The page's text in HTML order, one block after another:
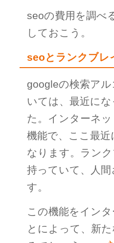
seoの費用を調べ
しておこう。
seoとランクブレ
googleの検索ア
いては、最近に
た。インターネ
機能で、ここ最
なります。ラン
持っていて、人
す。
この機能をイン
とによって、新